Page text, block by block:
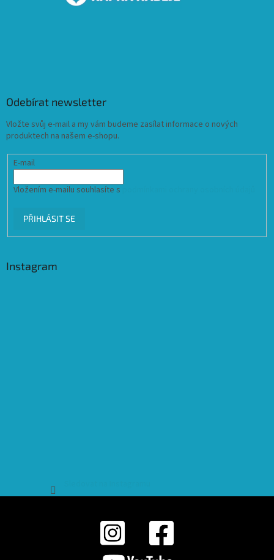
Odebírat newsletter
Vložte svůj e-mail a my vám budeme zasílat informace o nových
produktech na našem e-shopu.
E-mail
Vložením e-mailu souhlasíte s
PŘIHLÁSIT SE
Instagram